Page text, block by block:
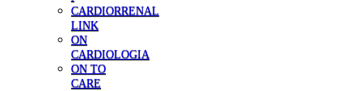
CARDIORRENAL
LINK
ON
CARDIOLOGIA
ON TO
CARE